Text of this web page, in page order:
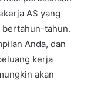
AS yang
bertahun-tahun.
Anda, dan
kerja
akan